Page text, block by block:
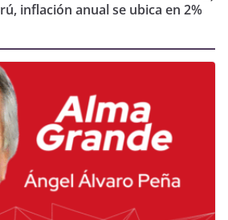
inflación anual se ubica en 2%